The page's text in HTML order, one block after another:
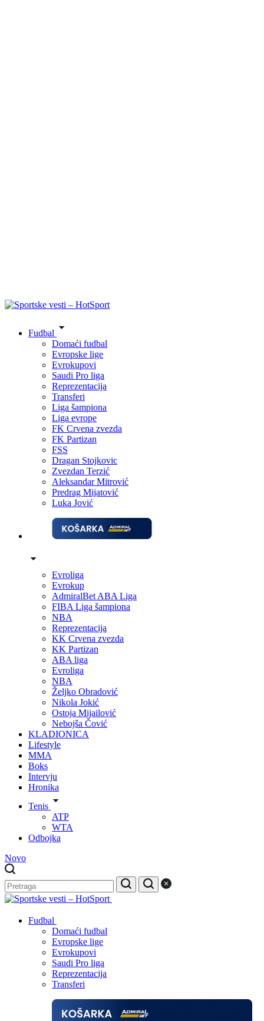
Fudbal
Domaći fudbal
Evropske lige
Evrokupovi
Saudi Pro liga
Reprezentacija
Transferi
Liga šampiona
Liga evrope
FK Crvena zvezda
FK Partizan
FSS
Dragan Stojkovic
Zvezdan Terzić
Aleksandar Mitrović
Predrag Mijatović
Luka Jović
Evroliga
Evrokup
AdmiralBet ABA Liga
FIBA Liga šampiona
NBA
Reprezentacija
KK Crvena zvezda
KK Partizan
ABA liga
Evroliga
NBA
Željko Obradović
Nikola Jokić
Ostoja Mijailović
Nebojša Čović
KLADIONICA
Lifestyle
MMA
Boks
Intervju
Hronika
Tenis
ATP
WTA
Odbojka
Novo
Fudbal
Domaći fudbal
Evropske lige
Evrokupovi
Saudi Pro liga
Reprezentacija
Transferi